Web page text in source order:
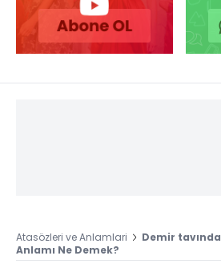
Atasözleri ve Anlamlari
Demir
Anlamı Ne Demek?